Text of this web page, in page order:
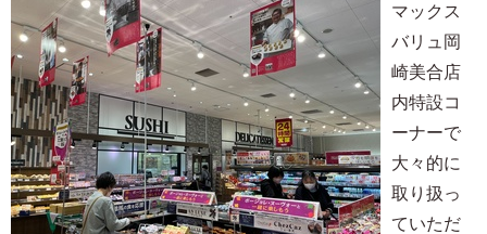
マックス
バリュ岡
崎美合店
内特設コ
ーナーで
大々的に
取り扱っ
ていただ